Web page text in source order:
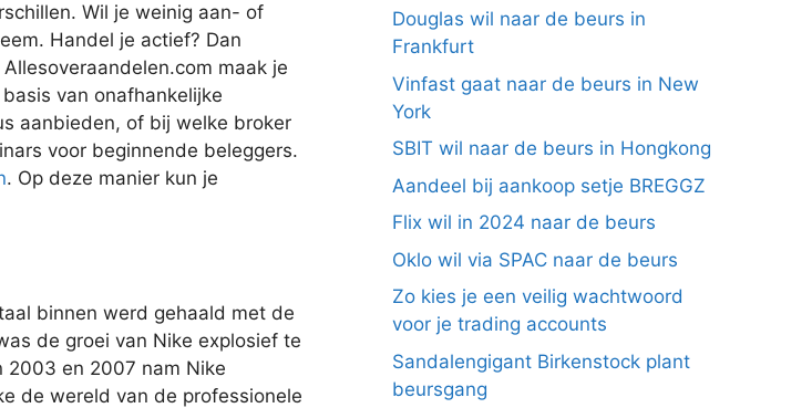
Wil je weinig aan- of
Handel je actief? Dan
maak je
van onafhankelijke
aanbieden, of bij welke broker
voor beginnende beleggers.
. Op deze manier kun je
binnen werd gehaald met de
de groei van Nike explosief te
2003 en 2007 nam Nike
de wereld van de professionele
Douglas wil naar de beurs in
Frankfurt
Vinfast gaat naar de beurs in New
York
SBIT wil naar de beurs in Hongkong
Aandeel bij aankoop setje BREGGZ
Flix wil in 2024 naar de beurs
Oklo wil via SPAC naar de beurs
Zo kies je een veilig wachtwoord
voor je trading accounts
Sandalengigant Birkenstock plant
beursgang